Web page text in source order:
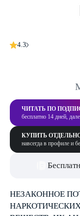
4.3
ЧИТАТЬ ПО
бесплатно 14 дней,
КУПИТЬ
навсегда в профиле и
НЕЗАКОННОЕ